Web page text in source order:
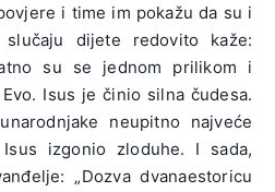
i time im pokažu da su i
dijete redovito kaže:
su se jednom prilikom i
Isus je činio silna čudesa.
neupitno najveće
izgonio zloduhe. I sada,
„Dozva dvanaestoricu